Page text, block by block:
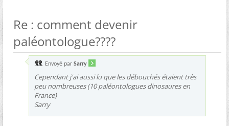
Re : comment devenir
paléontologue????
Envoyé par Sarry
Cependant j'ai aussi lu que les débouchés étaient très
peu nombreuses (10 paléontologues dinosaures en
France)
Sarry